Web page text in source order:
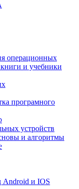
операционных
и учебники
програмного
устройств
и алгоритмы
Android и IOS